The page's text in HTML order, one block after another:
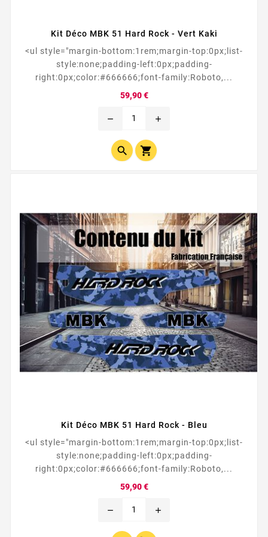
Kit Déco MBK 51 Hard Rock - Vert Kaki
<ul style="margin-bottom:1rem;margin-top:0px;list-
style:none;padding-left:0px;padding-
right:0px;color:#666666;font-family:Roboto,...
59,90 €Prix
remove add
 
Kit Déco MBK 51 Hard Rock - Bleu
<ul style="margin-bottom:1rem;margin-top:0px;list-
style:none;padding-left:0px;padding-
right:0px;color:#666666;font-family:Roboto,...
59,90 €Prix
remove add